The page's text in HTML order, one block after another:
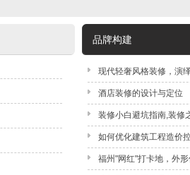
品牌构建
现代轻奢风格装修，演
酒店装修的设计与定位
装修小白避坑指南,装修
如何优化建筑工程造价
福州"网红"打卡地，外